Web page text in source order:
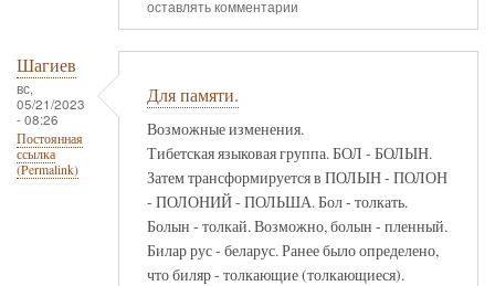
оставлять комментарии
Шагиев
вс,
05/21/2023
- 08:26
Постоянная
ссылка
(Permalink)
Для памяти.
Возможные изменения.
Тибетская языковая группа. БОЛ - БОЛЫН.
Затем трансформируется в ПОЛЫН - ПОЛОН
- ПОЛОНИЙ - ПОЛЬША. Бол - толкать.
Болын - толкай. Возможно, болын - пленный.
Билар рус - беларус. Ранее было определено,
что биляр - толкающие (толкающиеся).